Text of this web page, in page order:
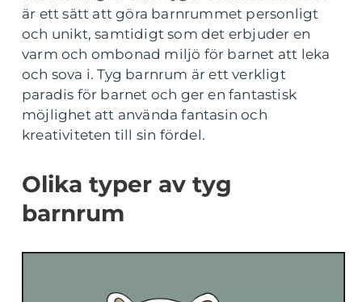
är ett sätt att göra barnrummet personligt
och unikt, samtidigt som det erbjuder en
varm och ombonad miljö för barnet att leka
och sova i. Tyg barnrum är ett verkligt
paradis för barnet och ger en fantastisk
möjlighet att använda fantasin och
kreativiteten till sin fördel.
Olika typer av tyg
barnrum